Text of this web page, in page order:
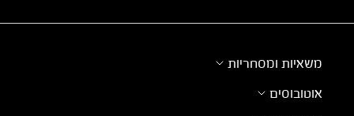
משאיות ומסחריות
אוטובוסים